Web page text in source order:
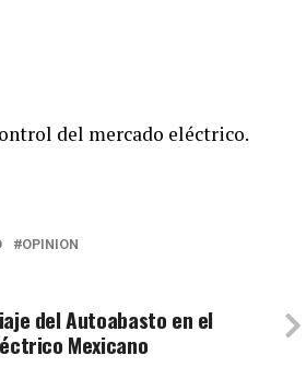
del mercado eléctrico.
OPINION
del Autoabasto en el
Mexicano